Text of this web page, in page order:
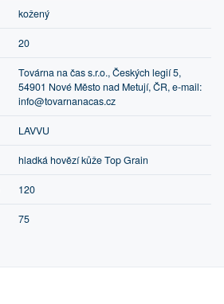
kožený
20
Továrna na čas s.r.o., Českých legií 5,
54901 Nové Město nad Metují, ČR, e-mail:
info@tovarnanacas.cz
LAVVU
hladká hovězí kůže Top Grain
120
75